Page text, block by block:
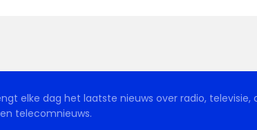
elke dag het laatste nieuws over radio, televisie,
telecomnieuws.